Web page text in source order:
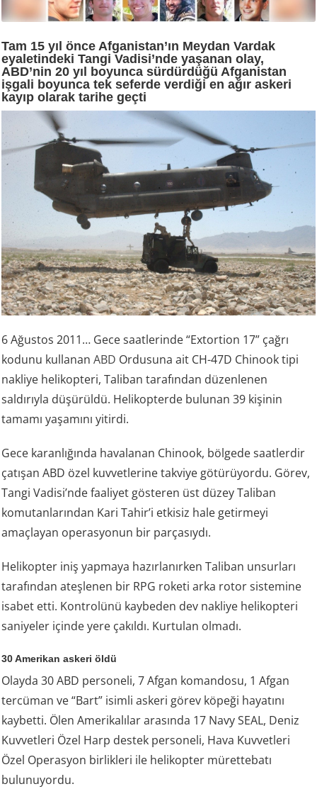
Tam 15 yıl önce Afganistan’ın Meydan Vardak
eyaletindeki Tangi Vadisi’nde yaşanan olay,
ABD’nin 20 yıl boyunca sürdürdüğü Afganistan
işgali boyunca tek seferde verdiği en ağır askeri
kayıp olarak tarihe geçti
6 Ağustos 2011… Gece saatlerinde “Extortion 17” çağrı
kodunu kullananABD Ordusuna ait CH-47D Chinook tipi
nakliye helikopteri, Taliban tarafından düzenlenen
saldırıyla düşürüldü. Helikopterde bulunan 39 kişinin
tamamı yaşamını yitirdi.
Gece karanlığında havalanan Chinook, bölgede saatlerdir
çatışan ABD özel kuvvetlerine takviye götürüyordu. Görev,
Tangi Vadisi’nde faaliyet gösteren üst düzey Taliban
komutanlarından Kari Tahir’i etkisiz hale getirmeyi
amaçlayan operasyonun bir parçasıydı.
Helikopter iniş yapmaya hazırlanırken Taliban unsurları
tarafından ateşlenen bir RPG roketi arka rotor sistemine
isabet etti. Kontrolünü kaybeden dev nakliye helikopteri
saniyeler içinde yere çakıldı. Kurtulan olmadı.
30 Amerikan askeri öldü
Olayda 30 ABD personeli, 7 Afgan komandosu, 1 Afgan
tercüman ve “Bart” isimli askeri görev köpeği hayatını
kaybetti. Ölen Amerikalılar arasında 17 Navy SEAL, Deniz
Kuvvetleri Özel Harp destek personeli, Hava Kuvvetleri
Özel Operasyon birlikleri ile helikopter mürettebatı
bulunuyordu.